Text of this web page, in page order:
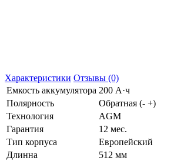
Характеристики Отзывы (0)
Емкость аккумулятора 200 А·ч
Полярность
Обратная (- +)
Технология
AGM
Гарантия
12 мес.
Тип корпуса
Европейский
Длинна
512 мм